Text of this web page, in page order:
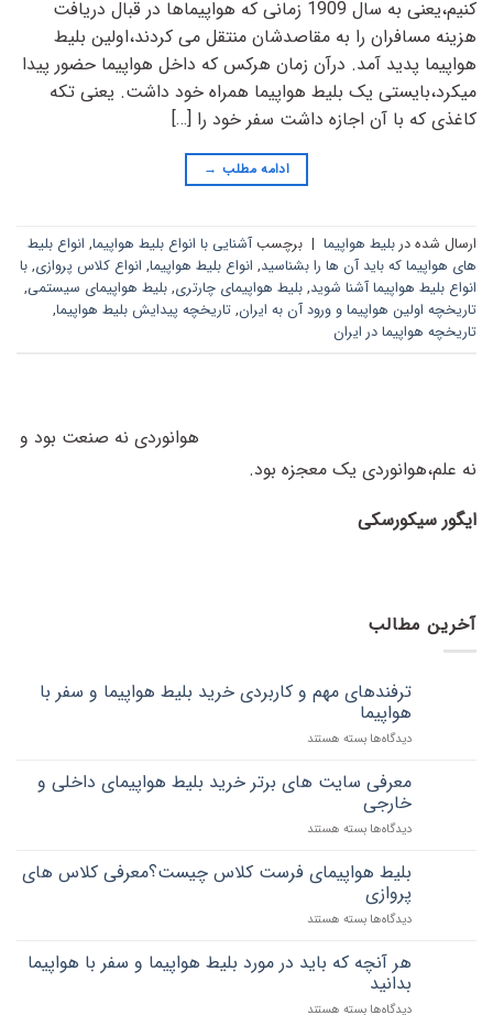
کنیم،یعنی به سال 1909 زمانی که هواپیماها در قبال دریافت
هزینه مسافران را به مقاصدشان منتقل می کردند،اولین بلیط
هواپیما پدید آمد. درآن زمان هرکس که داخل هواپیما حضور پیدا
میکرد،بایستی یک بلیط هواپیما همراه خود داشت. یعنی تکه
کاغذی که با آن اجازه داشت سفر خود را […]
ادامه مطلب →
ارسال شده دربلیط هواپیما | برچسبآشنایی با انواع بلیط هواپیما, انواع بلیط
های هواپیما که باید آن ها را بشناسید, انواع بلیط هواپیما, انواع کلاس پروازی, با
انواع بلیط‌ هواپیما آشنا شوید, بلیط هواپیمای چارتری, بلیط هواپیمای سیستمی,
تاریخچه اولین هواپیما و ورود آن به ایران, تاریخچه پیدایش بلیط هواپیما,
تاریخچه هواپیما در ایران
هوانوردی نه صنعت بود و
نه علم،هوانوردی یک معجزه بود.
ایگور سیکورسکی
آخرین مطالب
ترفندهای مهم و کاربردی خرید بلیط هواپیما و سفر با
هواپیما
دیدگاه‌ها برای
و
کاربردی
خرید
هواپیما
سفر
با
بسته هستند
معرفی سایت های برتر خرید بلیط هواپیمای داخلی و
خارجی
دیدگاه‌ها برای
سایت
های
برتر
خرید
هواپیمای
داخلی
بسته هستند
بلیط هواپیمای فرست کلاس چیست؟معرفی کلاس های
پروازی
دیدگاه‌ها برای
هواپیمای
فرست
بسته هستند
هر آنچه که باید در مورد بلیط هواپیما و سفر با هواپیما
بدانید
دیدگاه‌ها برای
بسته هستند